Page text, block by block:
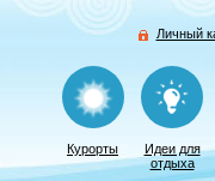
Личный
Курорты
Идеи для
отдыха